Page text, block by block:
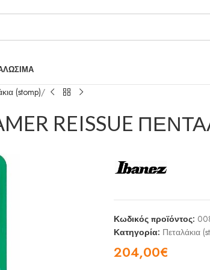
(stomp)
REISSUE
Κωδικός προϊόντος:
Κατηγορία: Πεταλάκια
204,00€